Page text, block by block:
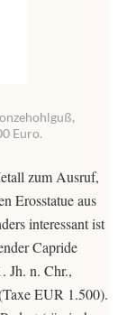
Euro.
zum Ausruf,
Erosstatue aus
interessant ist
Capride
Jh. n. Chr.,
EUR 1.500).